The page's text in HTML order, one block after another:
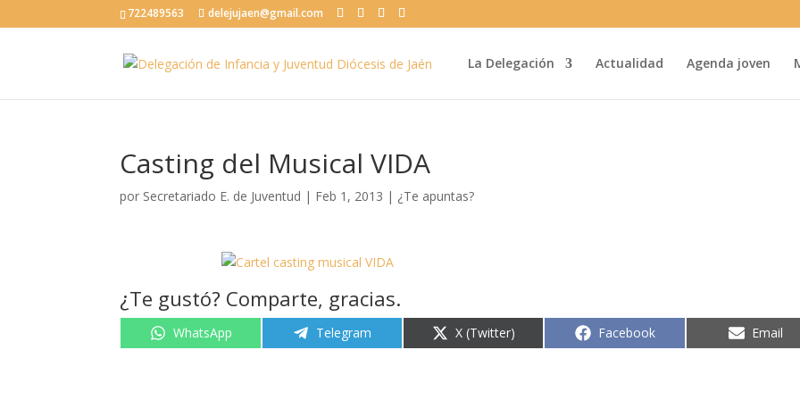
722489563 delejujaen@gmail.com
La Delegación Actualidad Agenda joven
Casting del Musical VIDA
por Secretariado E. de Juventud | Feb 1, 2013 | ¿Te apuntas?
¿Te gustó? Comparte, gracias.
Compartir
en
WhatsApp Compartir
en
Telegram Compartir
en
X (Twitter) Compartir
en
Facebook Compartir
en
Email